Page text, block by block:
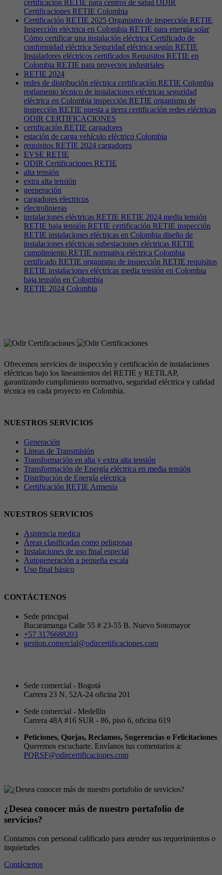
certificación RETIE para centros de salud ODIR
Certificaciones RETIE Colombia
Certificación RETIE 2025 Organismo de inspección RETIE
Inspección eléctrica en Colombia RETIE para energía solar
Cómo certificar una instalación eléctrica Certificado de
conformidad eléctrica Seguridad eléctrica según RETIE
Instaladores eléctricos certificados Requisitos RETIE en
Colombia RETIE para proyectos industriales
RETIE 2024
redes de distribución eléctrica certificación RETIE Colombia
reglamento técnico de instalaciones eléctricas seguridad
eléctrica en Colombia inspección RETIE organismo de
inspección RETIE puesta a tierra certificación redes eléctricas
ODIR CERTIFICACIONES
certificación RETIE cargadores
estación de carga vehículo eléctrico Colombia
requisitos RETIE 2024 cargadores
EVSE RETIE
ODIR Certificaciones RETIE
alta tensión
extra alta tensión
geeneración
cargadores electricos
electrolinieras
instalaciones eléctricas RETIE RETIE 2024 media tensión
RETIE baja tensión RETIE certificación RETIE inspección
RETIE instalaciones eléctricas en Colombia diseño de
instalaciones eléctricas subestaciones eléctricas RETIE
cumplimiento RETIE normativa eléctrica Colombia
certificado RETIE organismo de inspección RETIE requisitos
RETIE instalaciones eléctricas media tensión en Colombia
baja tensión en Colombia
RETIE 2024 Colombia
Ofrecemos servicios de inspección y certificación de instalaciones
eléctricas bajo los lineamientos del RETIE y RETILAP,
garantizando cumplimiento normativo, seguridad eléctrica y calidad
técnica en cada proyecto en Colombia.
NUESTROS SERVICIOS
Generación
Líneas de Transmisión
Transformación en alta y extra alta tensión
Transformación de Energía eléctrica en media tensión
Distribución de Energía eléctrica
Certificación RETIE Armenia
NUESTROS SERVICIOS
Asistencia medica
Áreas clasificadas como peligrosas
Instalaciones de uso final especial
Autogeneración a pequeña escala
Uso final básico
CONTÁCTENOS
Sede principal
Bucaramanga Calle 55 # 23-55 B. Nuevo Sotomayor
+57 3176688203
gestion.comercial@odircertificaciones.com
Sede comercial - Bogotá
Carrera 23 N. 52A-24 oficina 201
Sede comercial - Medellín
Carrera 48A #16 SUR - 86, piso 6, oficina 619
Peticiones, Quejas, Reclamos, Sugerencias o Felicitaciones
Queremos escucharte. Envíanos tus comentarios a:
PQRSF@odircertificaciones.com
¿Desea conocer más de nuestro portafolio de
servicios?
Contamos con personal calificado para atender sus requerimientos o
inquietudes
Contáctenos